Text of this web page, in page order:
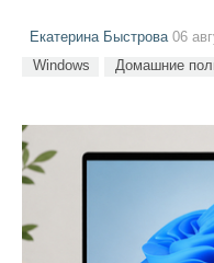
Екатерина Быстрова06
Windows Домашние